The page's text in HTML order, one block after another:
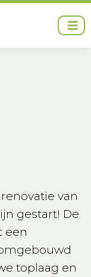
van
gestart! De
een
toplaag en